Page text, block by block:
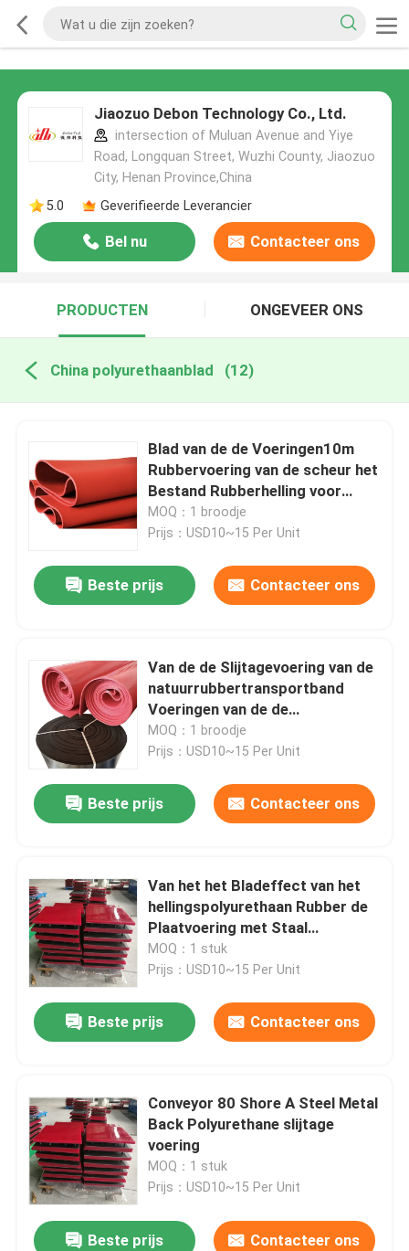
Jiaozuo Debon Technology Co., Ltd.
intersection of Muluan Avenue and Yiye
Road, Longquan Street, Wuzhi County, Jiaozuo
City, Henan Province,China
5.0
Geverifieerde Leverancier
Bel nu Contacteer ons
PRODUCTEN ONGEVEER ONS
China polyurethaanblad (12)
Blad van de de Voeringen10m
Rubbervoering van de scheur het
Bestand Rubberhelling voor
Mijnbouwmateriaal
MOQ：1 broodje
Prijs：USD10~15 Per Unit
Beste prijs Contacteer ons
Van de de Slijtagevoering van de
natuurrubbertransportband
Voeringen van de de
Hellingsslijtage de
Schokbestendige
MOQ：1 broodje
Prijs：USD10~15 Per Unit
Beste prijs Contacteer ons
Van het het Bladeffect van het
hellingspolyurethaan Rubber de
Plaatvoering met Staal
Steunende Plaat
MOQ：1 stuk
Prijs：USD10~15 Per Unit
Beste prijs Contacteer ons
Conveyor 80 Shore A Steel Metal
Back Polyurethane slijtage
voering
MOQ：1 stuk
Prijs：USD10~15 Per Unit
Beste prijs Contacteer ons